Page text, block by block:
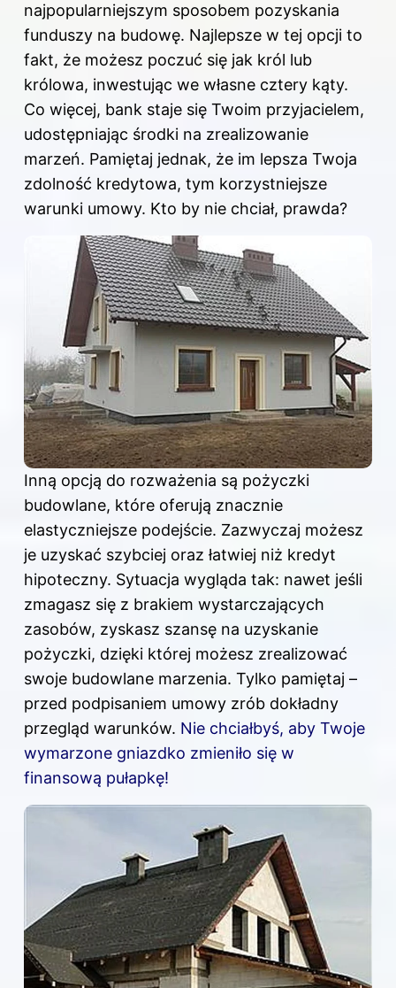
najpopularniejszym sposobem pozyskania
funduszy na budowę. Najlepsze w tej opcji to
fakt, że możesz poczuć się jak król lub
królowa, inwestując we własne cztery kąty.
Co więcej, bank staje się Twoim przyjacielem,
udostępniając środki na zrealizowanie
marzeń. Pamiętaj jednak, że im lepsza Twoja
zdolność kredytowa, tym korzystniejsze
warunki umowy. Kto by nie chciał, prawda?
Inną opcją do rozważenia są pożyczki
budowlane, które oferują znacznie
elastyczniejsze podejście. Zazwyczaj możesz
je uzyskać szybciej oraz łatwiej niż kredyt
hipoteczny. Sytuacja wygląda tak: nawet jeśli
zmagasz się z brakiem wystarczających
zasobów, zyskasz szansę na uzyskanie
pożyczki, dzięki której możesz zrealizować
swoje budowlane marzenia. Tylko pamiętaj –
przed podpisaniem umowy zrób dokładny
przegląd warunków. Nie chciałbyś, aby Twoje
wymarzone gniazdko zmieniło się w
finansową pułapkę!